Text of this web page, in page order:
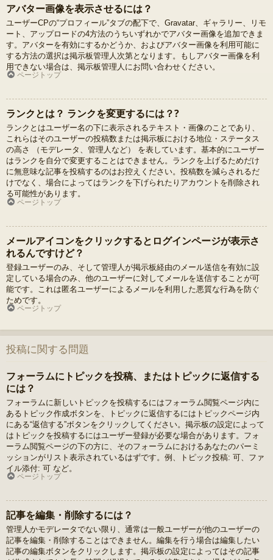
アバター画像を表示させるには？
ユーザーCPの“プロフィール”タブの配下で、Gravatar、ギャラリー、リモ
ート、アップロードの4方法のうちいずれかでアバター画像を追加できま
す。アバターを有効にするかどうか、およびアバター画像を利用可能に
する方法の選択は掲示板管理人次第となります。もしアバター画像を利
用できない場合は、掲示板管理人にお問い合わせください。
ページトップ
ランクとは？ ランクを変更するには？?
ランクとはユーザー名の下に表示されるテキスト・画像のことであり、
これらはそのユーザーの投稿数または掲示板における地位・ステータス
の高さ （モデレータ、管理人など） を表しています。基本的にユーザー
はランクを自分で変更することはできません。ランクを上げるためだけ
に無意味な記事を投稿するのはお控えください。投稿数を減らされるだ
けでなく、場合によってはランクを下げられたりアカウントを削除され
る可能性があります。
ページトップ
メールアイコンをクリックするとログインページが表示さ
れるんですけど？
登録ユーザーのみ、そして管理人が掲示板経由のメール送信を有効に設
定している場合のみ、他のユーザーに対してメールを送信することが可
能です。これは匿名ユーザーによるメールを利用した悪質な行為を防ぐ
ためです。
ページトップ
投稿に関する問題
フォーラムにトピックを投稿、またはトピックに返信する
には？
フォーラムに新しいトピックを投稿するにはフォーラム閲覧ページ内に
あるトピック作成ボタンを、トピックに返信するにはトピックページ内
にある“返信する”ボタンをクリックしてください。掲示板の設定によって
はトピックを投稿するにはユーザー登録が必要な場合があります。フォ
ーラム閲覧ページの下の方に、そのフォーラムにおけるあなたのパーミ
ッションがリスト表示されているはずです。例、トピック投稿: 可、ファ
イル添付: 可 など。
ページトップ
記事を編集・削除するには？
管理人かモデレータでない限り、通常は一般ユーザーが他のユーザーの
記事を編集・削除することはできません。編集を行う場合は編集したい
記事の編集ボタンをクリックします。掲示板の設定によってはその記事